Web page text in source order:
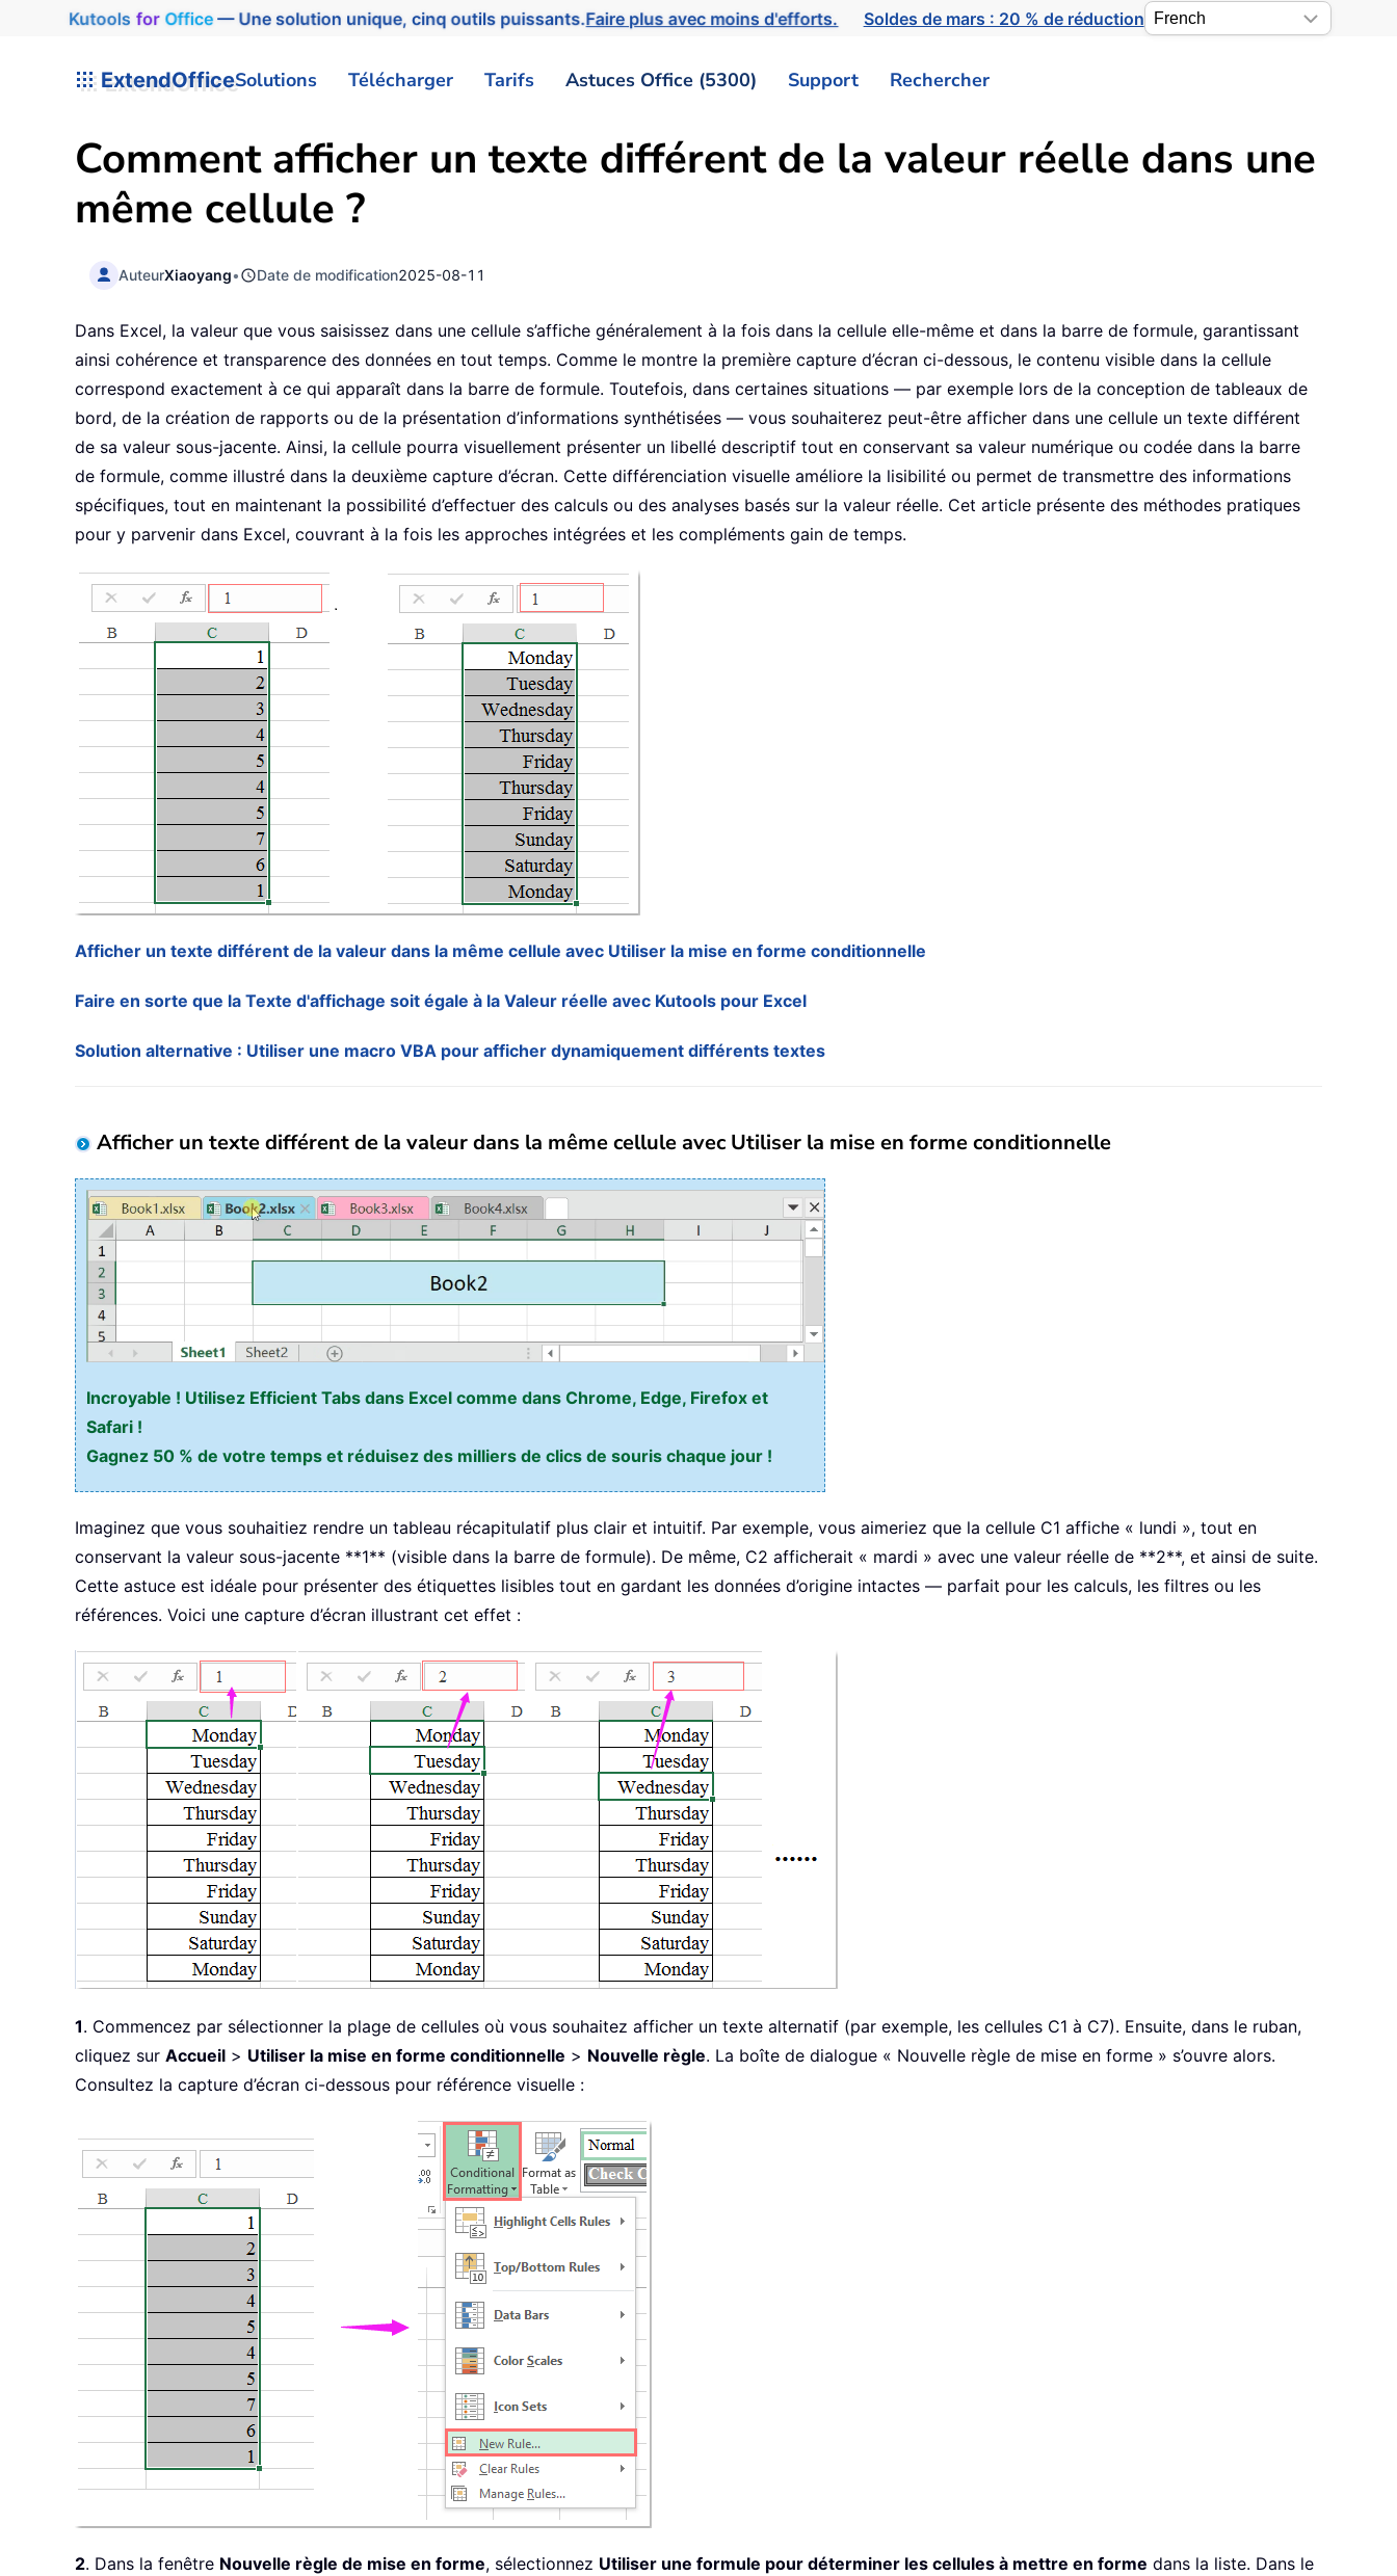
Kutools for Office— Une solution unique, cinq outils puissants.Faire plus avec moins d'efforts. Soldes de mars : 20 % de réduction
ExtendOfficeSolutions Télécharger Tarifs Astuces Office (5300) Support Rechercher
Comment afficher un texte différent de la valeur réelle dans une
même cellule ?
AuteurXiaoyang• Date de modification2025-08-11
Dans Excel, la valeur que vous saisissez dans une cellule s’affiche généralement à la fois dans la cellule elle-même et dans la barre de formule, garantissant
ainsi cohérence et transparence des données en tout temps. Comme le montre la première capture d’écran ci-dessous, le contenu visible dans la cellule
correspond exactement à ce qui apparaît dans la barre de formule. Toutefois, dans certaines situations — par exemple lors de la conception de tableaux de
bord, de la création de rapports ou de la présentation d’informations synthétisées — vous souhaiterez peut-être afficher dans une cellule un texte différent
de sa valeur sous-jacente. Ainsi, la cellule pourra visuellement présenter un libellé descriptif tout en conservant sa valeur numérique ou codée dans la barre
de formule, comme illustré dans la deuxième capture d’écran. Cette différenciation visuelle améliore la lisibilité ou permet de transmettre des informations
spécifiques, tout en maintenant la possibilité d’effectuer des calculs ou des analyses basés sur la valeur réelle. Cet article présente des méthodes pratiques
pour y parvenir dans Excel, couvrant à la fois les approches intégrées et les compléments gain de temps.
Afficher un texte différent de la valeur dans la même cellule avec Utiliser la mise en forme conditionnelle
Faire en sorte que la Texte d'affichage soit égale à la Valeur réelle avec Kutools pour Excel
Solution alternative : Utiliser une macro VBA pour afficher dynamiquement différents textes
Afficher un texte différent de la valeur dans la même cellule avec Utiliser la mise en forme conditionnelle
Incroyable ! Utilisez Efficient Tabs dans Excel comme dans Chrome, Edge, Firefox et
Safari !
Gagnez 50 % de votre temps et réduisez des milliers de clics de souris chaque jour !
Imaginez que vous souhaitiez rendre un tableau récapitulatif plus clair et intuitif. Par exemple, vous aimeriez que la cellule C1 affiche « lundi », tout en
conservant la valeur sous-jacente **1** (visible dans la barre de formule). De même, C2 afficherait « mardi » avec une valeur réelle de **2**, et ainsi de suite.
Cette astuce est idéale pour présenter des étiquettes lisibles tout en gardant les données d’origine intactes — parfait pour les calculs, les filtres ou les
références. Voici une capture d’écran illustrant cet effet :
1. Commencez par sélectionner la plage de cellules où vous souhaitez afficher un texte alternatif (par exemple, les cellules C1 à C7). Ensuite, dans le ruban,
cliquez sur Accueil > Utiliser la mise en forme conditionnelle > Nouvelle règle. La boîte de dialogue « Nouvelle règle de mise en forme » s’ouvre alors.
Consultez la capture d’écran ci-dessous pour référence visuelle :
2. Dans la fenêtre Nouvelle règle de mise en forme, sélectionnez Utiliser une formule pour déterminer les cellules à mettre en forme dans la liste. Dans le